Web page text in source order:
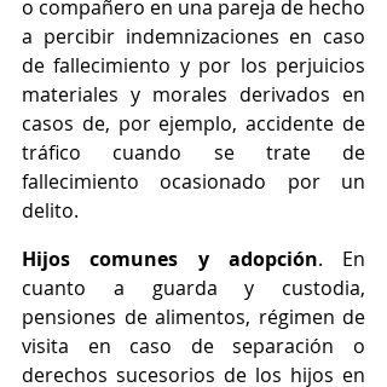
o compañero en una pareja de hecho
a percibir indemnizaciones en caso
de fallecimiento y por los perjuicios
materiales y morales derivados en
casos de, por ejemplo, accidente de
tráfico cuando se trate de
fallecimiento ocasionado por un
delito.
Hijos comunes y adopción. En
cuanto a guarda y custodia,
pensiones de alimentos, régimen de
visita en caso de separación o
derechos sucesorios de los hijos en